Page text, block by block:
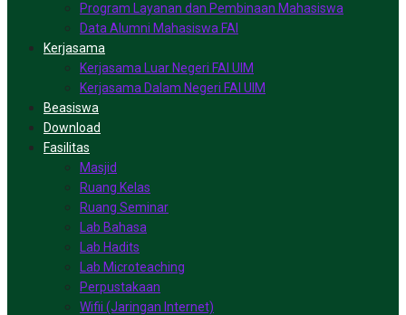
Program Layanan dan Pembinaan Mahasiswa
Data Alumni Mahasiswa FAI
Kerjasama
Kerjasama Luar Negeri FAI UIM
Kerjasama Dalam Negeri FAI UIM
Beasiswa
Download
Fasilitas
Masjid
Ruang Kelas
Ruang Seminar
Lab Bahasa
Lab Hadits
Lab Microteaching
Perpustakaan
Wifii (Jaringan Internet)